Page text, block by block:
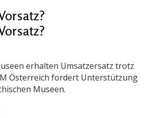
erhalten Umsatzersatz trotz
Österreich fordert Unterstützung
Museen.